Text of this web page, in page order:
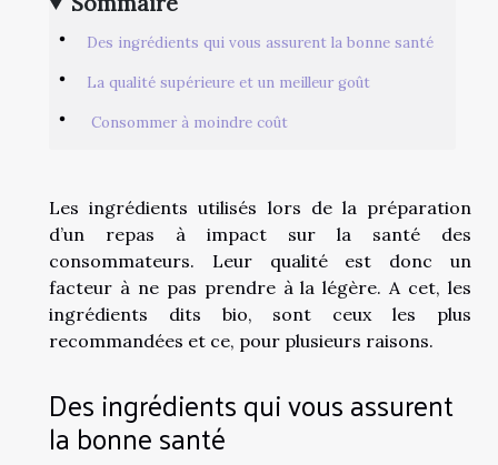
Des ingrédients qui vous assurent la bonne santé
La qualité supérieure et un meilleur goût
Consommer à moindre coût
Les ingrédients utilisés lors de la préparation
d’un repas à impact sur la santé des
consommateurs. Leur qualité est donc un
facteur à ne pas prendre à la légère. A cet, les
ingrédients dits bio, sont ceux les plus
recommandées et ce, pour plusieurs raisons.
Des ingrédients qui vous assurent
la bonne santé